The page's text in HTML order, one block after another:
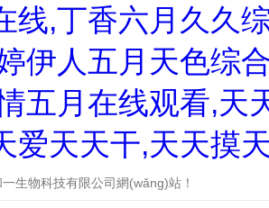
线,丁香六月久久
伊人五月天色综
五月在线观看,天
爱天天干,天天摸
生物科技有限公司網(wǎng)站！